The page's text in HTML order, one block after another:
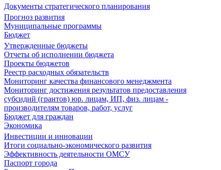
Документы стратегического планирования
Прогноз развития
Муниципальные программы
Бюджет
Утвержденные бюджеты
Отчеты об исполнении бюджета
Проекты бюджетов
Реестр расходных обязательств
Мониторинг качества финансового менеджмента
Мониторинг достижения результатов предоставления
субсидий (грантов) юр. лицам, ИП, физ. лицам -
производителям товаров, работ, услуг
Бюджет для граждан
Экономика
Инвестиции и инновации
Итоги социально-экономического развития
Эффективность деятельности ОМСУ
Паспорт города